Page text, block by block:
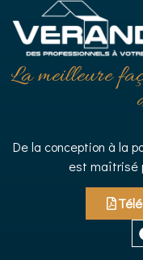
La meilleure
De la conception à la
est maîtrisé